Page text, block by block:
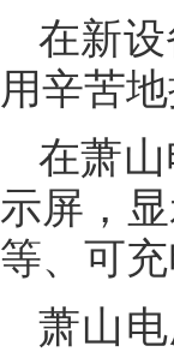
在新
用辛苦
在萧
示屏，
等、可
萧山